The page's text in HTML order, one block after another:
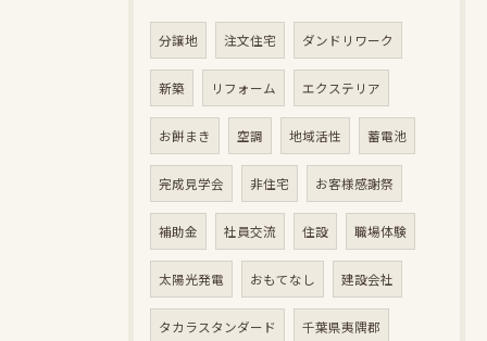
分譲地 注文住宅 ダンドリワーク
新築 リフォーム エクステリア
お餅まき 空調 地域活性 蓄電池
完成見学会 非住宅 お客様感謝祭
補助金 社員交流 住設 職場体験
太陽光発電 おもてなし 建設会社
タカラスタンダード 千葉県夷隅郡